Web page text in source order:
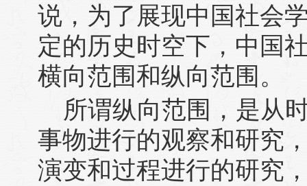
说，为了展现中国社会
定的历史时空下，中国
横向范围和纵向范围。
所谓纵向范围，是从
事物进行的观察和研究
演变和过程进行的研究